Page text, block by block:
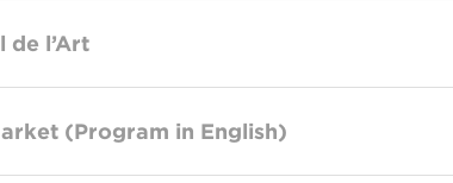
de l’Art
(Program in English)